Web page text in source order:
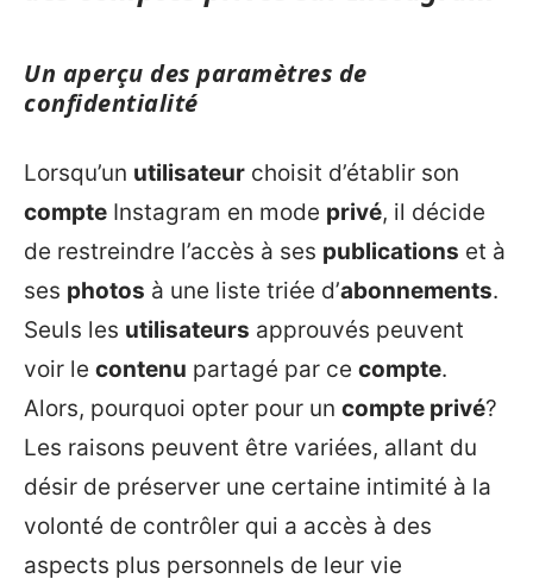
Un aperçu des paramètres de
confidentialité
Lorsqu’un utilisateur choisit d’établir son
compte Instagram en mode privé, il décide
de restreindre l’accès à ses publications et à
ses photos à une liste triée d’abonnements.
Seuls les utilisateurs approuvés peuvent
voir le contenu partagé par ce compte.
Alors, pourquoi opter pour un compte privé?
Les raisons peuvent être variées, allant du
désir de préserver une certaine intimité à la
volonté de contrôler qui a accès à des
aspects plus personnels de leur vie